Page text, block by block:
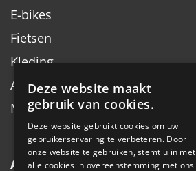
E-bikes
Fietsen
Kleding
Accessoires
Merken
Algemeen
Deze website maakt
gebruik van cookies.
Deze website gebruikt cookies om uw
gebruikerservaring te verbeteren. Door
onze website te gebruiken, stemt u in met
alle cookies in overeenstemming met ons